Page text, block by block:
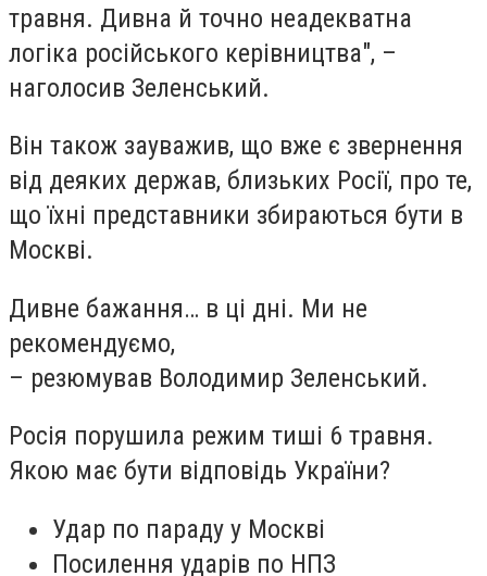
травня. Дивна й точно неадекватна
логіка російського керівництва", –
наголосив Зеленський.
Він також зауважив, що вже є звернення
від деяких держав, близьких Росії, про те,
що їхні представники збираються бути в
Москві.
Дивне бажання… в ці дні. Ми не
рекомендуємо,
– резюмував Володимир Зеленський.
Росія порушила режим тиші 6 травня.
Якою має бути відповідь України?
Удар по параду у Москві
Посилення ударів по НПЗ